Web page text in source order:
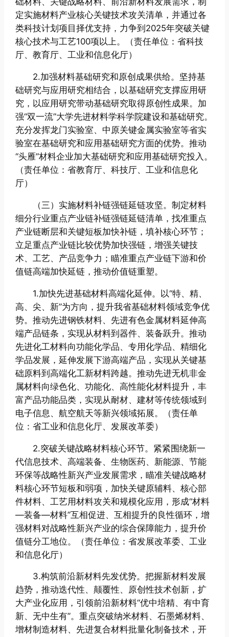
定实施材料产业核心关键技术攻关清单，并通过各
类科技计划项目择优支持，力争到2025年突破关键
核心技术与工艺100项以上。（责任单位：省科技
厅、教育厅、工业和信息化厅）
2.加强材料基础研究和原创成果供给。坚持基
础研究与应用研究相结合，以基础研究支撑应用研
究，以应用研究带动基础研究取得原创性成果。加
强“双一流”大学先进材料学科学院建设和基础研究。
充分发挥龙门实验室、中原关键金属实验室等省实
验室在基础研究和应用基础研究方面的优势。推动
“头雁”材料企业加大基础研究和应用基础研究投入。
（责任单位：省教育厅、科技厅、工业和信息化
厅）
（三）实施材料补链强链延链攻坚。制定材料
细分行业重点产业链补链强链延链清单，找准重点
产业链断层和关键短板加快补链，填补核心环节；
立足重点产业链比较优势加快强链，增强关键技
术、工艺、产品竞争力；瞄准重点产业链下游和价
值链高端加快延链，推动价值链重塑。
1.加快先进基础材料高端化延伸。以“特、精、
高、尖、新”为方向，提升我省基础材料领域竞争优
势。推动先进钢铁材料、先进有色金属材料延伸高
端产品链条，实现从材料到器件、装备跃升。推动
先进化工材料向功能化学品、专用化学品、精细化
学品发展，延伸发展下游高端产品，实现从关键基
础原料到高端化工新材料跨越。推动先进无机非金
属材料向绿色化、功能化、高性能化材料提升，丰
富产品功能品类，实现从耐材、建材等传统领域到
电子信息、航空航天等新兴领域拓展。（责任单
位：省工业和信息化厅、发展改革委）
2.突破关键战略材料核心环节。紧紧围绕新一
代信息技术、高端装备、生物医药、新能源、节能
环保等战略性新兴产业发展需求，瞄准关键战略材
料核心环节短板和弱项，加快关键原辅料、核心部
件材料、工艺用材料攻关和规模化应用，形成“材料
—装备—材料”互相促进、互相提升的良性循环，增
强材料对战略性新兴产业的综合保障能力，提升价
值链分工地位。（责任单位：省发展改革委、工业
和信息化厅）
3.构筑前沿新材料先发优势。把握新材料发展
趋势，推动迭代性、颠覆性、原创性技术创新，扩
大产业化应用，引领前沿新材料“优中培精、有中育
新、无中生有”。重点突破纳米材料、石墨烯材料、
增材制造材料、先进复合材料批量化制备技术，开